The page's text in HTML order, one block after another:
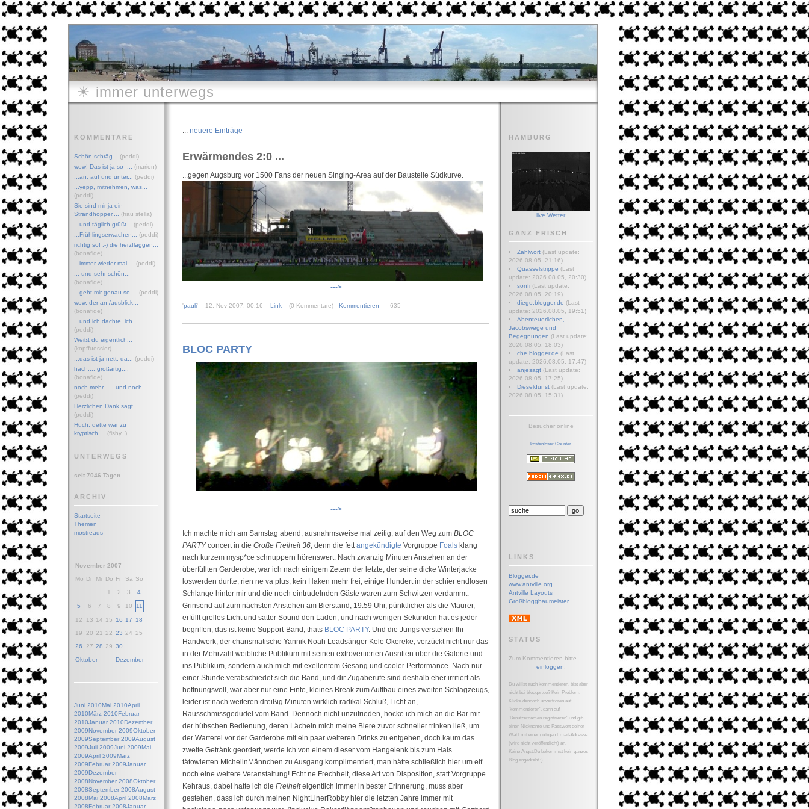
☀ immer unterwegs
KOMMENTARE
Schön schräg...
(peddi)
wow! Das ist ja so -...
(marion)
...an, auf und unter...
(peddi)
...yepp, mitnehmen, was...
(peddi)
Sie sind mir ja ein
Strandhopper,...
(frau stella)
...und täglich grüßt...
(peddi)
...Frühlingserwachen
(peddi)
richtig so! :-) die herzflaggen...
(bonafide)
...immer wieder mal,...
(peddi)
... und sehr schön...
(bonafide)
...geht mir genau so,...
(peddi)
wow. der an-/ausblick...
(bonafide)
...und ich dachte, ich...
(peddi)
Weißt du eigentlich...
(kopffuessler)
...das ist ja nett, da...
(peddi)
hach.... großartig....
(bonafide)
noch mehr... ...und noch...
(peddi)
Herzlichen Dank sagt...
(peddi)
Huch, dette war zu
kryptisch....
(fishy_)
UNTERWEGS
seit 7046 Tagen
ARCHIV
Startseite
Themen
mostreads
November 2007
Mo Di Mi Do Fr Sa So
1
2 3 4
5 6 7 8 9 10 11
12 13 14 15 16 17
18
19
20 21 22 23 24
25
26
27 28 29 30
Oktober
Dezember
Juni 2010Mai 2010April
2010März 2010Februar
2010Januar 2010Dezember
2009November 2009Oktober
2009September 2009August
2009Juli 2009Juni 2009Mai
2009April 2009März
2009Februar 2009Januar
2009Dezember
2008November 2008Oktober
2008September 2008August
2008Mai 2008April 2008März
2008Februar 2008Januar
... neuere Einträge
Erwärmendes 2:0 ...
...gegen Augsburg vor 1500 Fans der neuen Singing-Area auf der Baustelle Südkurve.
--->
'pauli' 12. Nov 2007, 00:16 Link (0 Kommentare) Kommentieren 635
BLOC PARTY
--->
Ich machte mich am Samstag abend, ausnahmsweise mal zeitig, auf den Weg zum BLOC
PARTYconcert in die Große Freiheit 36, denn die fettangekündigte Vorgruppe Foals klang
nach kurzem mysp*ce schnuppern hörenswert. Nach zwanzig Minuten Anstehen an der
überfüllten Garderobe, war ich nach einigem Zetern der letzte, der seine dicke Winterjacke
loswerden durfte, rien ne va plus, kein Haken mehr frei, einige Hundert in der schier endlosen
Schlange hinter mir und die noch eintrudelnden Gäste waren zum Schwitzen verdammt.
Grinsend auf zum nächsten Anstehen am Bierstand, 19.59 Uhr, pünktlicher als die Maurer,
erfüllt grelles Licht und satter Sound den Laden, und nach wenigen Sekunden hat es jeder
begriffen, das ist keine Support-Band, thats BLOC PARTY. Und die Jungs verstehen Ihr
Handwerk, der charismatische Yannik Noah Leadsänger Kele Okereke, verzückt nicht nur das
in der Mehrzahl weibliche Publikum mit seinen extrovertierten Ausritten über die Galerie und
ins Publikum, sondern auch mich mit exellentem Gesang und cooler Performance. Nach nur
einer Stunde verabschiedet sich die Band, und dir Zugaberufe sind deshalb eher irritiert als
hoffnungsvoll, war aber nur eine Finte, kleines Break zum Auffbau eines zweiten Schlagzeugs,
leider ist nach weiteren dreißig Minuten wirklich radikal Schluß, Licht an,
Rausschmissgedudel vom Band. Dennoch nicht unzufrieden, hocke ich mich an die Bar mit
der hübschen Bedienung, deren Lächeln mich meine Biere zuvor schneller trinken ließ, um
der Warterei vor der Garderobe mit ein paar weiteren Drinks zu entgehen, doch kaum das
zweite Getränk geordert, werde ich von einem dieser vom Hangelenk bis zum Hals
tätowierten MichelinMännchen zu Ausgang komplimentiert, man hätte schließlich hier um elf
noch eine weitere Veranstaltung! Echt ne Frechheit, diese Art von Disposition, statt Vorgruppe
Kehraus, dabei hatte ich die Freiheiteigentlich immer in bester Erinnerung, muss aber
gestehen, dass ich durch meinen NightLinerRobby hier die letzten Jahre immer mit
HAMBURG
live Wetter
GANZ FRISCH
Zahlwort (Last update:
2026.08.05, 21:16)
Quasselstrippe (Last
update: 2026.08.05, 20:30)
sonfi (Last update:
2026.08.05, 20:19)
diego.blogger.de (Last
update: 2026.08.05, 19:51)
Abenteuerlichen,
Jacobswege und
Begegnungen (Last update:
2026.08.05, 18:03)
che.blogger.de (Last
update: 2026.08.05, 17:47)
anjesagt (Last update:
2026.08.05, 17:25)
Dieseldunst (Last update:
2026.08.05, 15:31)
Besucher online
kostenloser Counter
LINKS
Blogger.de
www.antville.org
Antville Layouts
Großbloggbaumeister
STATUS
Zum Kommentieren bitte
einloggen
Du willst auch kommentieren, bist aber
nicht bei blogger.de? Kein Problem.
Klicke dennoch unverfroren auf
'kommentieren', dann auf
'Benutzernamen registrieren' und gib
einen Nickname und Passwort deiner
Wahl mit einer gültigen Email-Adresse
(wird nicht veröffentlicht) an.
Keine Angst:Du bekommst kein ganzes
Blog angedreht :)